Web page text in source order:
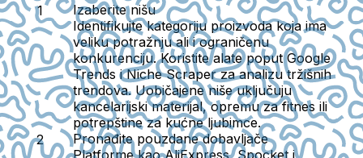
Izaberite nišu
Identifikujte kategoriju proizvoda koja ima
veliku potražnju ali i ograničenu
konkurenciju. Koristite alate poput Google
Trends i Niche Scraper za analizu tržišnih
trendova. Uobičajene niše uključuju
kancelarijski materijal, opremu za fitnes ili
potrepštine za kućne ljubimce.
Pronađite pouzdane dobavljače
Platforme kao AliExpress, Spocket i